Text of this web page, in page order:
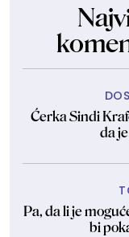
Ćerka Sindi
da
Pa, da li je
bi